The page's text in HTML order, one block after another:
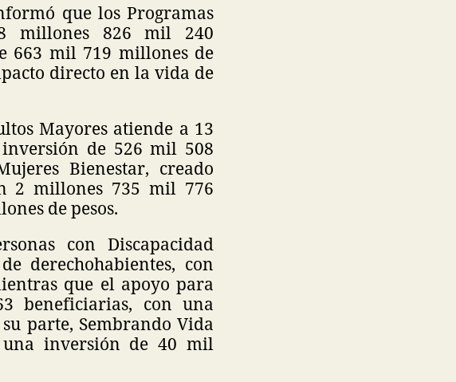
que los Programas
millones 826 mil 240
663 mil 719 millones de
directo en la vida de
Mayores atiende a 13
de 526 mil 508
Bienestar, creado
2 millones 735 mil 776
de pesos.
con Discapacidad
derechohabientes, con
que el apoyo para
beneficiarias, con una
parte, Sembrando Vida
una inversión de 40 mil